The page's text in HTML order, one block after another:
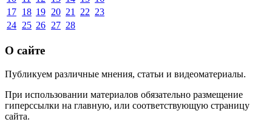
17 18 19 20 21 22 23
24 25 26 27 28
О сайте
Публикуем различные мнения, статьи и видеоматериалы.
При использовании материалов обязательно размещение
гиперссылки на главную, или соответствующую страницу
сайта.